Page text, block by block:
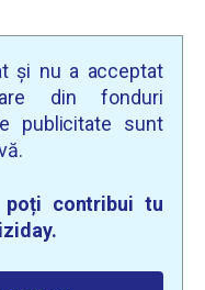
și nu a acceptat
din fonduri
publicitate sunt
contribui tu